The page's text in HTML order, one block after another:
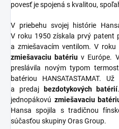
povesť je spojená s kvalitou,
V priebehu svojej histórie
V roku 1950 získala prvý patent
a zmiešavacím ventilom. V
zmiešavaciu batériu v Európe.
preslávila novým typom
batériou HANSATASTAMAT.
a predaj
bezdotykových batérií
jednopákovú zmiešavaciu
Hansa spojila s tradičnou
súčasťou skupiny Oras Group.